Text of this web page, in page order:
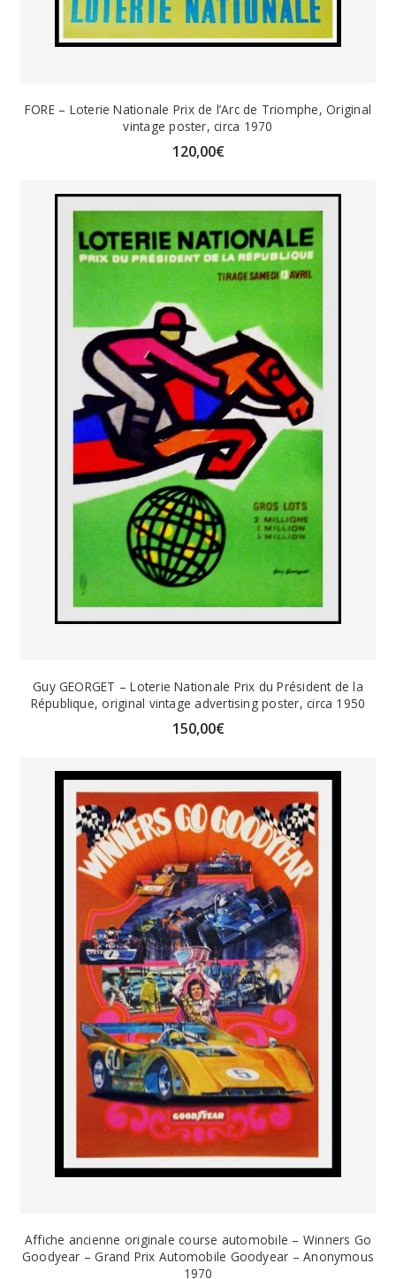
FORE – Loterie Nationale Prix de l’Arc de Triomphe, Original
vintage poster, circa 1970
120,00€
Guy GEORGET – Loterie Nationale Prix du Président de la
République, original vintage advertising poster, circa 1950
150,00€
Affiche ancienne originale course automobile – Winners Go
Goodyear – Grand Prix Automobile Goodyear – Anonymous
1970